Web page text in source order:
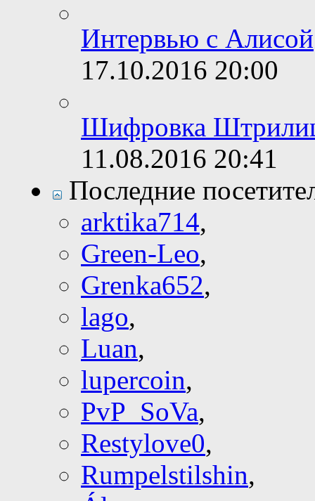
Интервью с Алисой
17.10.2016 20:00
Шифровка
11.08.2016 20:41
Последние
arktika714,
Green-Leo,
Grenka652,
lago,
Luan,
lupercoin,
PvP_SoVa,
Restylove0,
Rumpelstilshin,